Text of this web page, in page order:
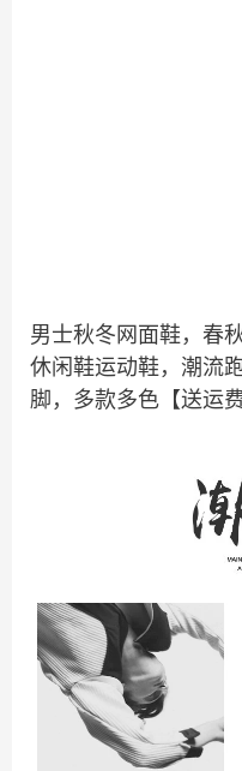
男士秋冬网面鞋，春
休闲鞋运动鞋，潮流
脚，多款多色【送运费